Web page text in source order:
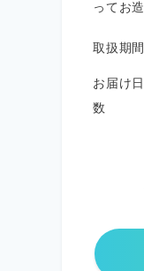
ってお
取扱期間
お届け日
数